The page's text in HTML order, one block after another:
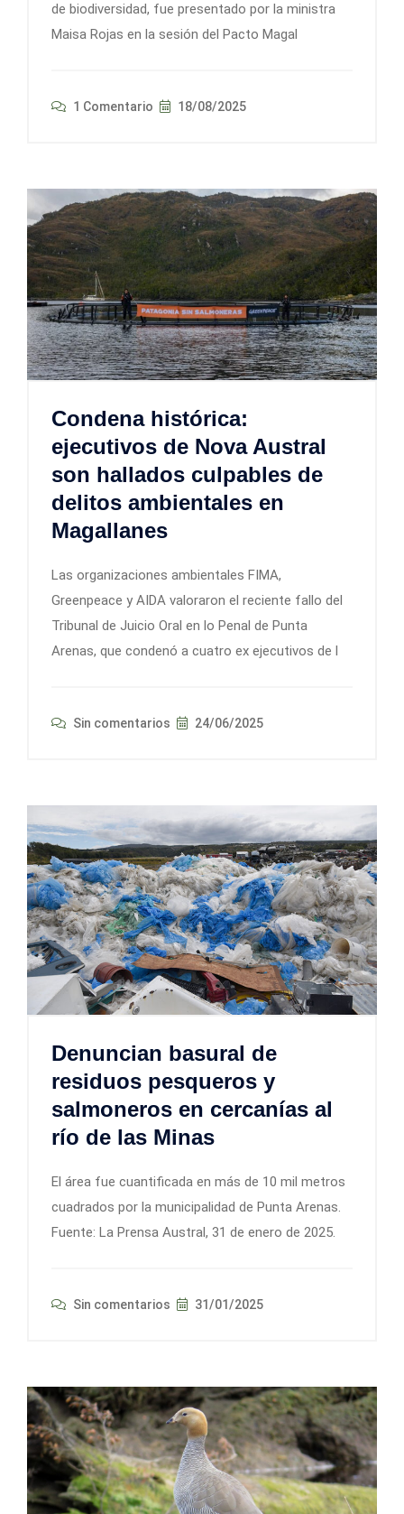
de biodiversidad, fue presentado por la ministra
Maisa Rojas en la sesión del Pacto Magal
1 Comentario 18/08/2025
Condena histórica:
ejecutivos de Nova Austral
son hallados culpables de
delitos ambientales en
Magallanes
Las organizaciones ambientales FIMA,
Greenpeace y AIDA valoraron el reciente fallo del
Tribunal de Juicio Oral en lo Penal de Punta
Arenas, que condenó a cuatro ex ejecutivos de l
Sin comentarios 24/06/2025
Denuncian basural de
residuos pesqueros y
salmoneros en cercanías al
río de las Minas
El área fue cuantificada en más de 10 mil metros
cuadrados por la municipalidad de Punta Arenas.
Fuente: La Prensa Austral, 31 de enero de 2025.
Sin comentarios 31/01/2025